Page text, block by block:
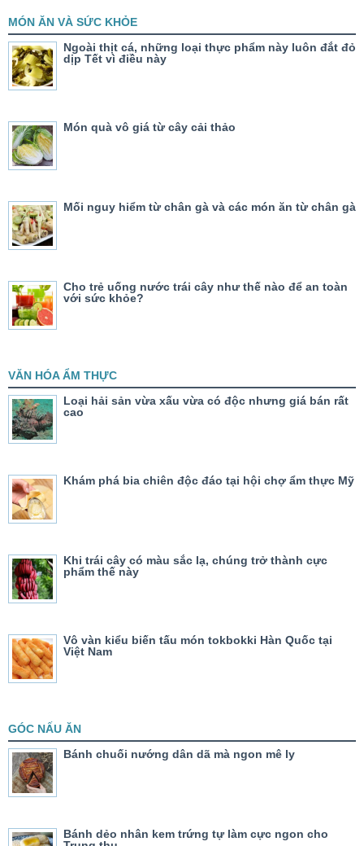
MÓN ĂN VÀ SỨC KHỎE
Ngoài thịt cá, những loại thực phẩm này luôn đắt đỏ
dịp Tết vì điều này
Món quà vô giá từ cây cải thảo
Mối nguy hiểm từ chân gà và các món ăn từ chân gà
Cho trẻ uống nước trái cây như thế nào để an toàn
với sức khỏe?
VĂN HÓA ẨM THỰC
Loại hải sản vừa xấu vừa có độc nhưng giá bán rất
cao
Khám phá bia chiên độc đáo tại hội chợ ẩm thực Mỹ
Khi trái cây có màu sắc lạ, chúng trở thành cực
phẩm thế này
Vô vàn kiểu biến tấu món tokbokki Hàn Quốc tại
Việt Nam
GÓC NẤU ĂN
Bánh chuối nướng dân dã mà ngon mê ly
Bánh dẻo nhân kem trứng tự làm cực ngon cho